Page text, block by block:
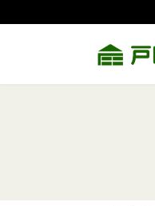
ン
ツ
ビ
シ